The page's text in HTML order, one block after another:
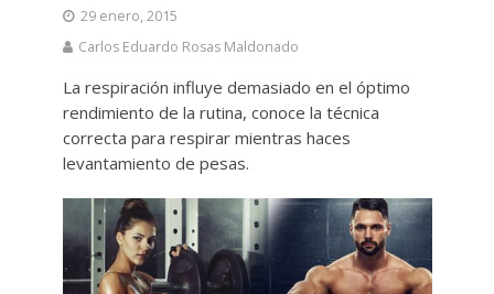
29 enero, 2015
Carlos Eduardo Rosas Maldonado
La respiración influye demasiado en el óptimo
rendimiento de la rutina, conoce la técnica
correcta para respirar mientras haces
levantamiento de pesas.